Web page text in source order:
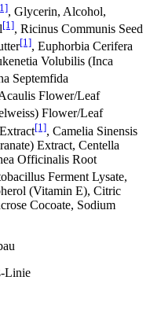
, Glycerin, Alcohol,
[1], Ricinus Communis Seed
[1], Euphorbia Cerifera
Volubilis (Inca
Septemfida
Flower/Leaf
Flower/Leaf
[1], Camelia Sinensis
Extract, Centella
Officinalis Root
Ferment Lysate,
(Vitamin E), Citric
Cocoate, Sodium
Linie